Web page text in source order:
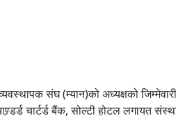
संघ (म्यान)को अध्यक्षको
चार्टर्ड बैंक, सोल्टी होटल लगायत